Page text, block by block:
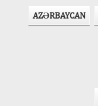
AZӘRBAYCAN